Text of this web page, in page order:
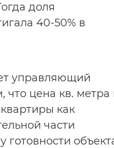
доля
40-50% в
управляющий
что цена кв. метра
как
части
готовности